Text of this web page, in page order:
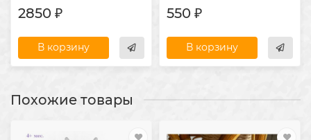
2850 ₽
В корзину
550 ₽
В корзину
Похожие товары